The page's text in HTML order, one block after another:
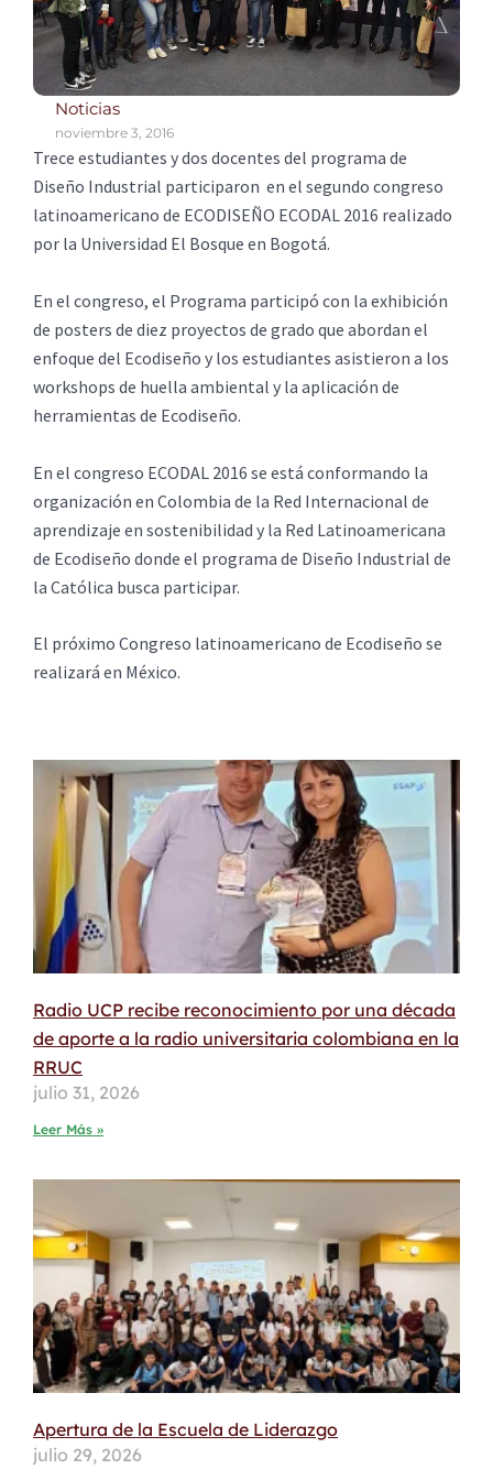
Noticias
noviembre 3, 2016
Trece estudiantes y dos docentes del programa de
Diseño Industrial participaron en el segundo congreso
latinoamericano de ECODISEÑO ECODAL 2016 realizado
por la Universidad El Bosque en Bogotá.
En el congreso, el Programa participó con la exhibición
de posters de diez proyectos de grado que abordan el
enfoque del Ecodiseño y los estudiantes asistieron a los
workshops de huella ambiental y la aplicación de
herramientas de Ecodiseño.
En el congreso ECODAL 2016 se está conformando la
organización en Colombia de la Red Internacional de
aprendizaje en sostenibilidad y la Red Latinoamericana
de Ecodiseño donde el programa de Diseño Industrial de
la Católica busca participar.
El próximo Congreso latinoamericano de Ecodiseño se
realizará en México.
Radio UCP recibe reconocimiento por una década
de aporte a la radio universitaria colombiana en la
RRUC
julio 31, 2026
Leer Más »
Apertura de la Escuela de Liderazgo
julio 29, 2026